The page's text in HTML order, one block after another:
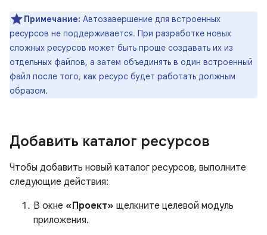
Примечание: Автозавершение для встроенных
ресурсов не поддерживается. При разработке новых
сложных ресурсов может быть проще создавать их из
отдельных файлов, а затем объединять в один встроенный
файл после того, как ресурс будет работать должным
образом.
Добавить каталог ресурсов
Чтобы добавить новый каталог ресурсов, выполните
следующие действия:
В окне «Проект» щелкните целевой модуль
приложения.